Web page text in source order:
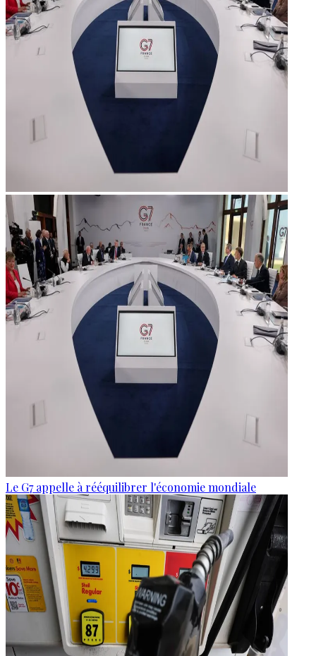
Le G7 appelle à rééquilibrer l'économie mondiale